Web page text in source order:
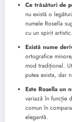
Ce trăsături de
nu există o
numele Rosella
cu un spirit artistic.
Există nume
ortografice
mod tradițional.
putea exista, dar
Este Rosella un
variază în funcție
comun în
elegantă.